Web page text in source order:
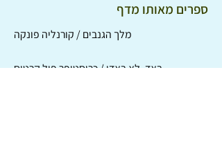
ספרים מאותו מדף
מלך הגנבים / קורנליה פונקה
באד, לא באדי / כריסטופר פול קרטיס